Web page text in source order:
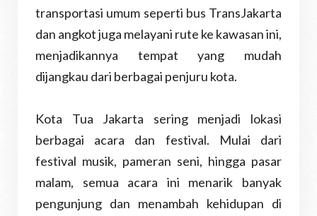
transportasi umum seperti bus TransJakarta
dan angkot juga melayani rute ke kawasan ini,
menjadikannya tempat yang mudah
dijangkau dari berbagai penjuru kota.
Kota Tua Jakarta sering menjadi lokasi
berbagai acara dan festival. Mulai dari
festival musik, pameran seni, hingga pasar
malam, semua acara ini menarik banyak
pengunjung dan menambah kehidupan di